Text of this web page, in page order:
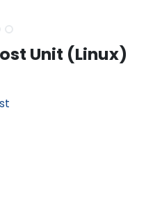
Unit (Linux)